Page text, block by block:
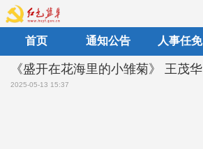
首页 通知公告 人事任免
《盛开在花海里的小雏菊》 王茂华
2025-05-13 15:37